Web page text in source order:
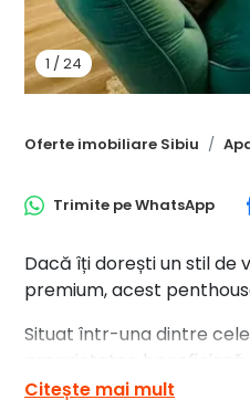
1 /24
Oferte imobiliare Sibiu
Trimite peWhatsApp
Dacă îți dorești un stil de
premium, acest
Situat într-una dintre
proprietatea
clinici și toate punctele
Citește mai mult